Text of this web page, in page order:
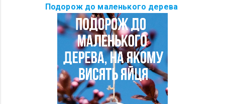
Подорож до маленького дерева